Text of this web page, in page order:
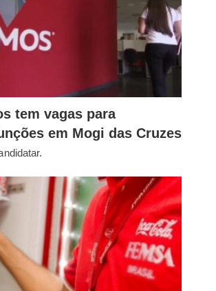
tem vagas para
em Mogi das Cruzes